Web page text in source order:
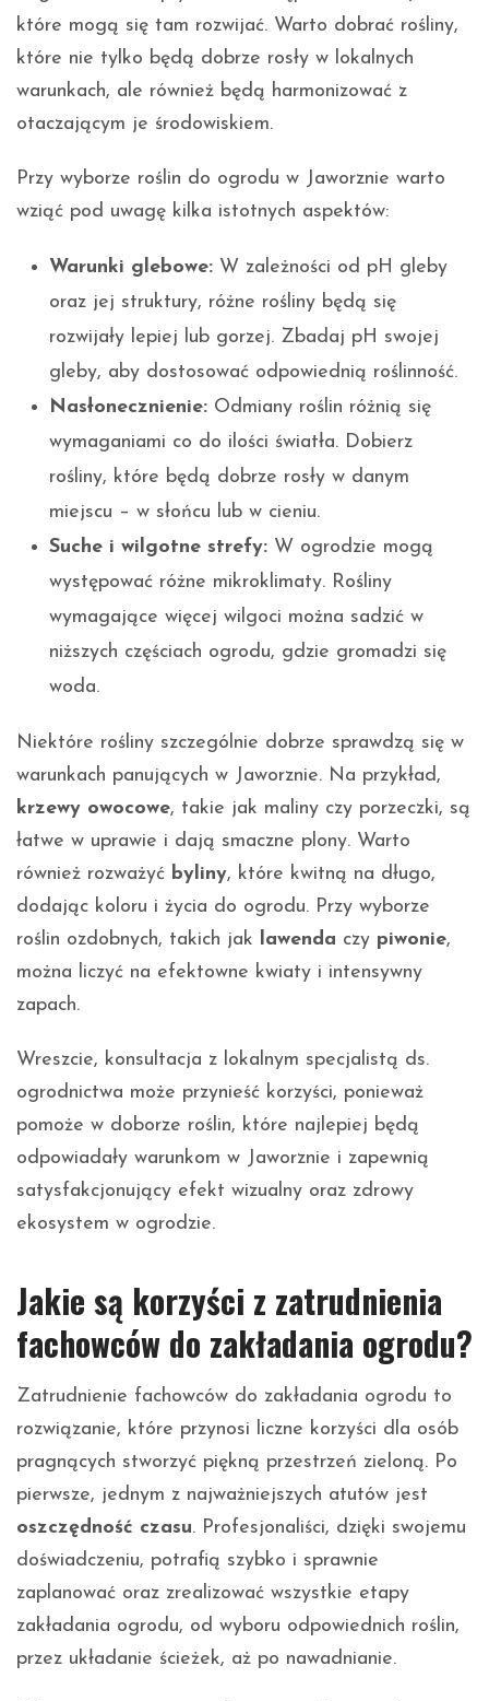
które mogą się tam rozwijać. Warto dobrać rośliny,
które nie tylko będą dobrze rosły w lokalnych
warunkach, ale również będą harmonizować z
otaczającym je środowiskiem.
Przy wyborze roślin do ogrodu w Jaworznie warto
wziąć pod uwagę kilka istotnych aspektów:
Warunki glebowe: W zależności od pH gleby
oraz jej struktury, różne rośliny będą się
rozwijały lepiej lub gorzej. Zbadaj pH swojej
gleby, aby dostosować odpowiednią roślinność.
Nasłonecznienie: Odmiany roślin różnią się
wymaganiami co do ilości światła. Dobierz
rośliny, które będą dobrze rosły w danym
miejscu – w słońcu lub w cieniu.
Suche i wilgotne strefy: W ogrodzie mogą
występować różne mikroklimaty. Rośliny
wymagające więcej wilgoci można sadzić w
niższych częściach ogrodu, gdzie gromadzi się
woda.
Niektóre rośliny szczególnie dobrze sprawdzą się w
warunkach panujących w Jaworznie. Na przykład,
krzewy owocowe, takie jak maliny czy porzeczki, są
łatwe w uprawie i dają smaczne plony. Warto
również rozważyć byliny, które kwitną na długo,
dodając koloru i życia do ogrodu. Przy wyborze
roślin ozdobnych, takich jak lawenda czy piwonie,
można liczyć na efektowne kwiaty i intensywny
zapach.
Wreszcie, konsultacja z lokalnym specjalistą ds.
ogrodnictwa może przynieść korzyści, ponieważ
pomoże w doborze roślin, które najlepiej będą
odpowiadały warunkom w Jaworznie i zapewnią
satysfakcjonujący efekt wizualny oraz zdrowy
ekosystem w ogrodzie.
Jakie są korzyści z zatrudnienia
fachowców do zakładania ogrodu?
Zatrudnienie fachowców do zakładania ogrodu to
rozwiązanie, które przynosi liczne korzyści dla osób
pragnących stworzyć piękną przestrzeń zieloną. Po
pierwsze, jednym z najważniejszych atutów jest
oszczędność czasu. Profesjonaliści, dzięki swojemu
doświadczeniu, potrafią szybko i sprawnie
zaplanować oraz zrealizować wszystkie etapy
zakładania ogrodu, od wyboru odpowiednich roślin,
przez układanie ścieżek, aż po nawadnianie.